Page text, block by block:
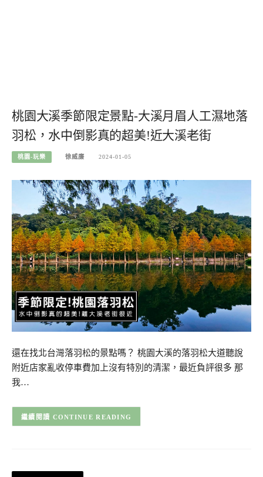
桃園大溪季節限定景點-大溪月眉人工濕地落
羽松，水中倒影真的超美!近大溪老街
桃園-玩樂 徐威廉 2024-01-05
還在找北台灣落羽松的景點嗎？ 桃園大溪的落羽松大道聽說
附近店家亂收停車費加上沒有特別的清潔，最近負評很多 那
我…
CONTINUE READING